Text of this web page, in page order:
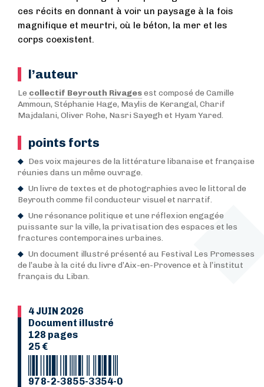
ces récits en donnant à voir un paysage à la fois
magnifique et meurtri, où le béton, la mer et les
corps coexistent.
l’auteur
Le collectif Beyrouth Rivagesest composé de Camille
Ammoun, Stéphanie Hage, Maylis de Kerangal, Charif
Majdalani, Oliver Rohe, Nasri Sayegh et Hyam Yared.
points forts
Des voix majeures de la littérature libanaise et française
réunies dans un même ouvrage.
Un livre de textes et de photographies avec le littoral de
Beyrouth comme fil conducteur visuel et narratif.
Une résonance politique et une réflexion engagée
puissante sur la ville, la privatisation des espaces et les
fractures contemporaines urbaines.
Un document illustré présenté au Festival Les Promesses
de l’aube à la cité du livre d’Aix-en-Provence et à l’institut
français du Liban.
4 JUIN 2026
Document illustré
128 pages
25 €
978-2-3855-3354-0